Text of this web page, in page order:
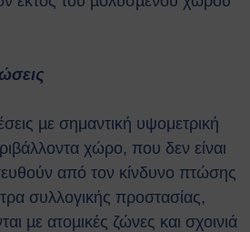
µε σημαντική υψομετρική
χώρο, που δεν είναι
από τον κίνδυνο πτώσης
συλλογικής προστασίας,
µε ατοµικές ζώνες και σχοινιά